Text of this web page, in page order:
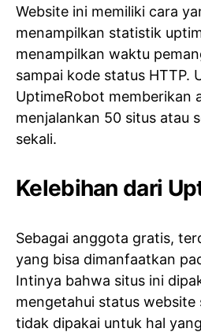
Website ini memiliki cara
menampilkan statistik
menampilkan waktu
sampai kode status HTTP.
UptimeRobot memberikan
menjalankan 50 situs atau
sekali.
Kelebihan dari
Sebagai anggota gratis,
yang bisa dimanfaatkan
Intinya bahwa situs ini
mengetahui status website
tidak dipakai untuk hal